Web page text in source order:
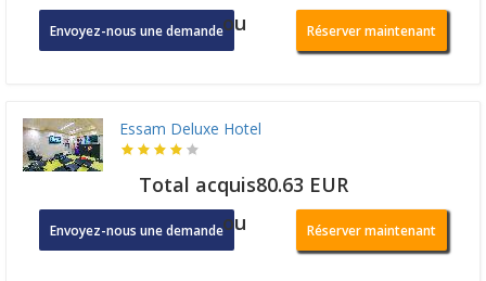
Envoyez-nous une demandeou Réserver maintenant
Essam Deluxe Hotel
Total acquis80.63 EUR
Envoyez-nous une demandeou Réserver maintenant